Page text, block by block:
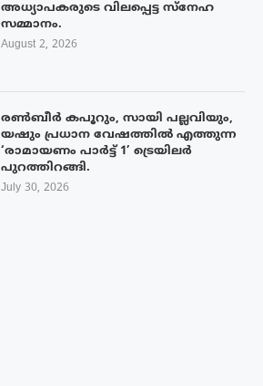
അധ്യാപകരുടെ വിലപ്പെട്ട സ്നേഹ
സമ്മാനം.
August 2, 2026
രൺബീർ കപൂറും, സായി പല്ലവിയും,
യഷും പ്രധാന വേഷത്തിൽ എത്തുന്ന
‘രാമായണം പാർട്ട് 1’ ട്രെയിലർ
പുറത്തിറങ്ങി.
July 30, 2026